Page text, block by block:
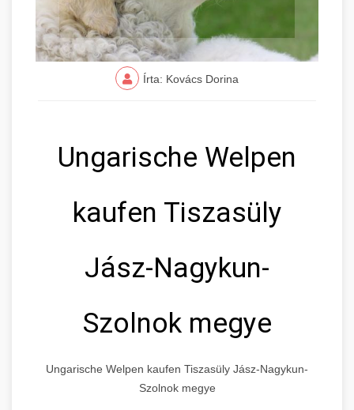
Írta: Kovács Dorina
Ungarische Welpen
kaufen Tiszasüly
Jász-Nagykun-
Szolnok megye
Ungarische Welpen kaufen Tiszasüly Jász-Nagykun-
Szolnok megye